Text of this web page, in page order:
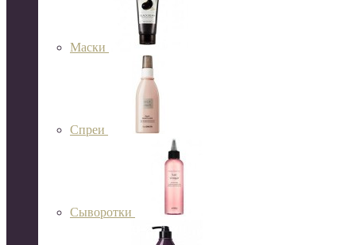
Маски
Спреи
Сыворотки